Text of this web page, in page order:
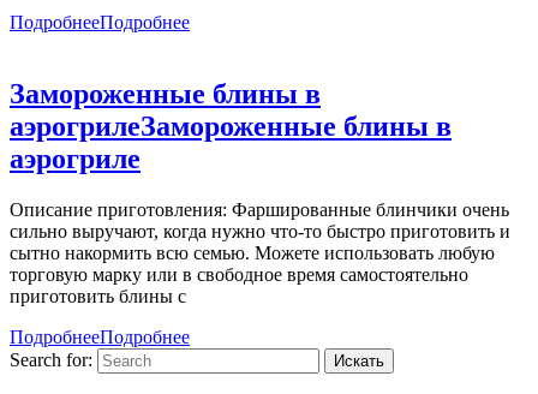
ПодробнееПодробнее
Замороженные блины в
аэрогрилеЗамороженные блины в
аэрогриле
Описание приготовления: Фаршированные блинчики очень
сильно выручают, когда нужно что-то быстро приготовить и
сытно накормить всю семью. Можете использовать любую
торговую марку или в свободное время самостоятельно
приготовить блины с
ПодробнееПодробнее
Search for: